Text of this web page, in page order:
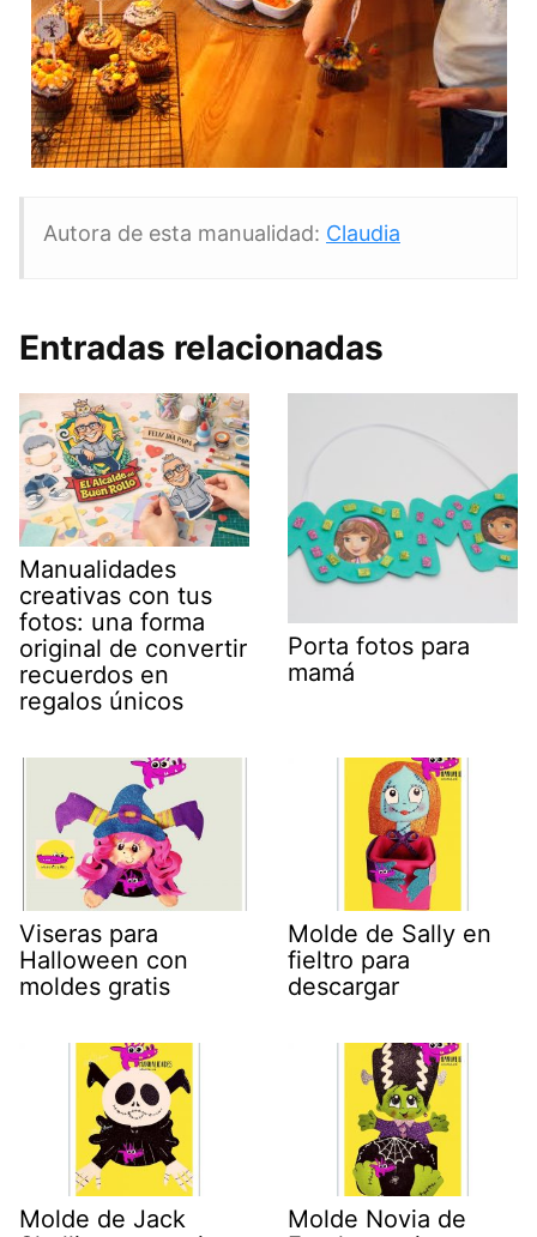
Autora de esta manualidad: Claudia
Entradas relacionadas
Manualidades
creativas con tus
fotos: una forma
original de convertir
recuerdos en
regalos únicos
Porta fotos para
mamá
Viseras para
Halloween con
moldes gratis
Molde de Sally en
fieltro para
descargar
Molde de Jack
Molde Novia de